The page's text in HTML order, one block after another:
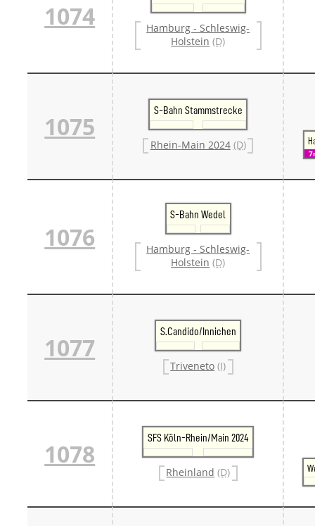
1074
Hamburg - Schleswig-
Holstein (D)
1075
S-Bahn Stammstrecke
Rhein-Main 2024 (D)
1076
S-Bahn Wedel
Hamburg - Schleswig-
Holstein (D)
1077
S.Candido/Innichen
Triveneto (I)
1078
SFS Köln-Rhein/Main 2024
Rheinland (D)